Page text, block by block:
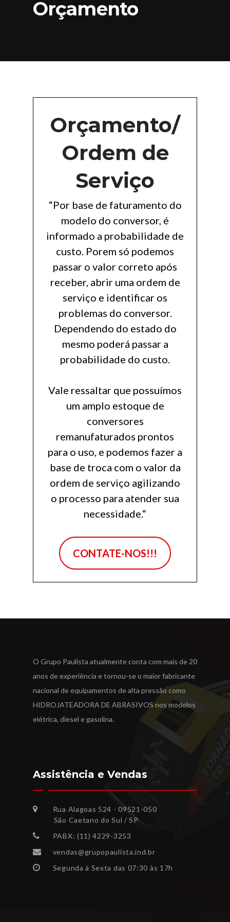
Orçamento
Orçamento/
Ordem de
Serviço
“Por base de faturamento do
modelo do conversor, é
informado a probabilidade de
custo. Porem só podemos
passar o valor correto após
receber, abrir uma ordem de
serviço e identificar os
problemas do conversor.
Dependendo do estado do
mesmo poderá passar a
probabilidade do custo.
Vale ressaltar que possuímos
um amplo estoque de
conversores
remanufaturados prontos
para o uso, e podemos fazer a
base de troca com o valor da
ordem de serviço agilizando
o processo para atender sua
necessidade.“
CONTATE-NOS!!!
O Grupo Paulista atualmente conta com mais de 20
anos de experiência e tornou-se o maior fabricante
nacional de equipamentos de alta pressão como
HIDROJATEADORA DE ABRASIVOS nos modelos
elétrica, diesel e gasolina.
Assistência e Vendas
Rua Alagoas 524 - 09521-050
São Caetano do Sul / SP
PABX: (11) 4229-3253
vendas@grupopaulista.ind.br
Segunda à Sexta das 07:30 às 17h